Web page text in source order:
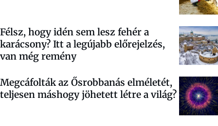
Félsz, hogy idén sem lesz fehér a
karácsony? Itt a legújabb előrejelzés,
van még remény
Megcáfolták az Ősrobbanás elméletét,
teljesen máshogy jöhetett létre a világ?